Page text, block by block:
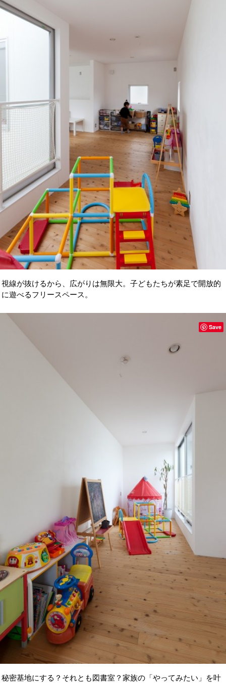
視線が抜けるから、広がりは無限大。子どもたちが素足で開放的
に遊べるフリースペース。
秘密基地にする？それとも図書室？家族の「やってみたい」を叶
Save